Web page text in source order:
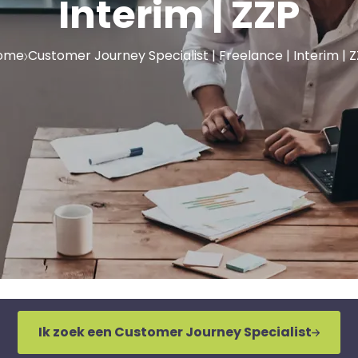
Interim | ZZP
Customer Journey Specialist | Freelance | Interim |
Ik zoek een Customer Journey Specialist